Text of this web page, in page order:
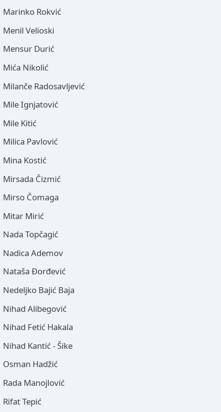
Marinko Rokvić
Menil Velioski
Mensur Durić
Mića Nikolić
Milanče Radosavljević
Mile Ignjatović
Mile Kitić
Milica Pavlović
Mina Kostić
Mirsada Čizmić
Mirso Čomaga
Mitar Mirić
Nada Topčagić
Nadica Ademov
Nataša Đorđević
Nedeljko Bajić Baja
Nihad Alibegović
Nihad Fetić Hakala
Nihad Kantić - Šike
Osman Hadžić
Rada Manojlović
Rifat Tepić